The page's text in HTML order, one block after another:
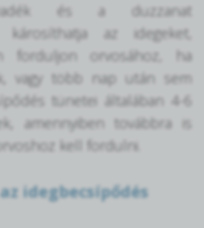
és a duzzanat
károsíthatja az idegeket,
forduljon orvosához, ha
vagy több nap után sem
tünetei általában 4-6
amennyiben továbbra is
kell fordulni.
idegbecsípődés